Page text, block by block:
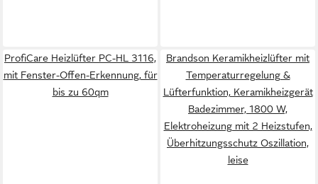
ProfiCare Heizlüfter PC-HL 3116,
mit Fenster-Offen-Erkennung, für
bis zu 60qm
Brandson Keramikheizlüfter mit
Temperaturregelung &
Lüfterfunktion, Keramikheizgerät
Badezimmer, 1800 W,
Elektroheizung mit 2 Heizstufen,
Überhitzungsschutz Oszillation,
leise